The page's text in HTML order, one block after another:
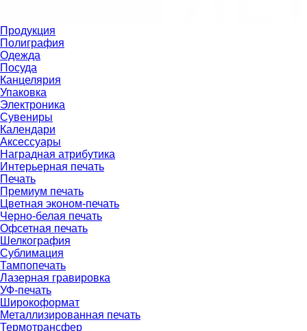
Продукция
Полиграфия
Одежда
Посуда
Канцелярия
Упаковка
Электроника
Сувениры
Календари
Аксессуары
Наградная атрибутика
Интерьерная печать
Печать
Премиум печать
Цветная эконом-печать
Черно-белая печать
Офсетная печать
Шелкография
Сублимация
Тампопечать
Лазерная гравировка
УФ-печать
Широкоформат
Металлизированная печать
Термотрансфер